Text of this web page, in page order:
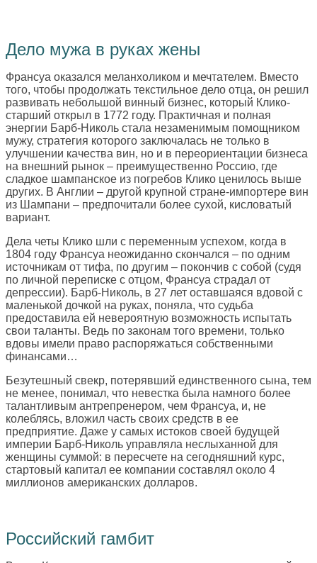
Дело мужа в руках жены
Франсуа оказался меланхоликом и мечтателем. Вместо
того, чтобы продолжать текстильное дело отца, он решил
развивать небольшой винный бизнес, который Клико-
старший открыл в 1772 году. Практичная и полная
энергии Барб-Николь стала незаменимым помощником
мужу, стратегия которого заключалась не только в
улучшении качества вин, но и в переориентации бизнеса
на внешний рынок – преимущественно Россию, где
сладкое шампанское из погребов Клико ценилось выше
других. В Англии – другой крупной стране-импортере вин
из Шампани – предпочитали более сухой, кисловатый
вариант.
Дела четы Клико шли с переменным успехом, когда в
1804 году Франсуа неожиданно скончался – по одним
источникам от тифа, по другим – покончив с собой (судя
по личной переписке с отцом, Франсуа страдал от
депрессии). Барб-Николь, в 27 лет оставшаяся вдовой с
маленькой дочкой на руках, поняла, что судьба
предоставила ей невероятную возможность испытать
свои таланты. Ведь по законам того времени, только
вдовы имели право распоряжаться собственными
финансами…
Безутешный свекр, потерявший единственного сына, тем
не менее, понимал, что невестка была намного более
талантливым антрепренером, чем Франсуа, и, не
колеблясь, вложил часть своих средств в ее
предприятие. Даже у самых истоков своей будущей
империи Барб-Николь управляла неслыханной для
женщины суммой: в пересчете на сегодняшний курс,
стартовый капитал ее компании составлял около 4
миллионов американских долларов.
Российский гамбит